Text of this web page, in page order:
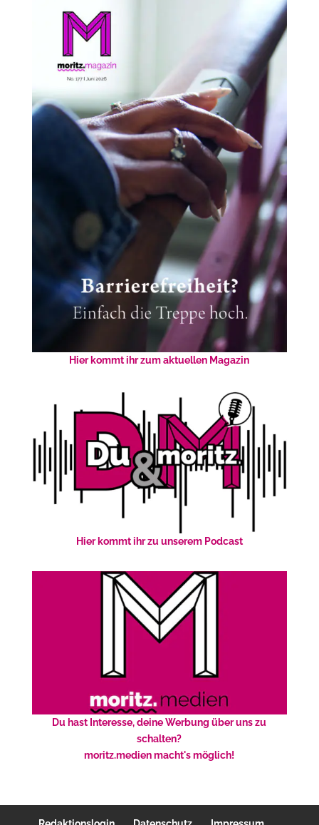
Hier kommt ihr zum aktuellen Magazin
Hier kommt ihr zu unserem Podcast
Du hast Interesse, deine Werbung über uns zu
schalten?
moritz.medien macht's möglich!